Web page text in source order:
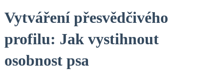
Vytváření přesvědčivého⁤
profilu: Jak vystihnout
osobnost psa